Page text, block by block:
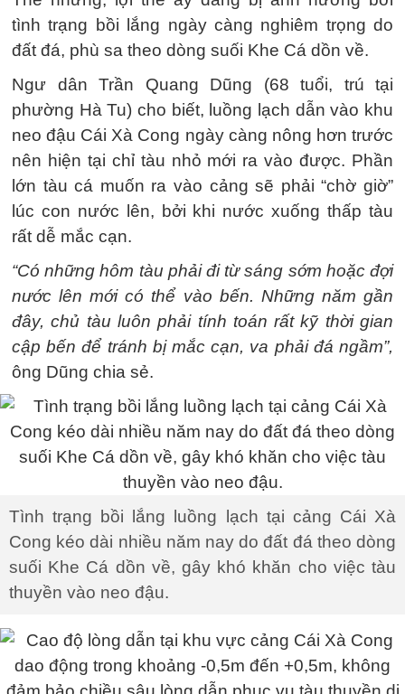
tình trạng bồi lắng ngày càng nghiêm trọng do
đất đá, phù sa theo dòng suối Khe Cá dồn về.
Ngư dân Trần Quang Dũng (68 tuổi, trú tại
phường Hà Tu) cho biết, luồng lạch dẫn vào khu
neo đậu Cái Xà Cong ngày càng nông hơn trước
nên hiện tại chỉ tàu nhỏ mới ra vào được. Phần
lớn tàu cá muốn ra vào cảng sẽ phải “chờ giờ”
lúc con nước lên, bởi khi nước xuống thấp tàu
rất dễ mắc cạn.
“Có những hôm tàu phải đi từ sáng sớm hoặc đợi
nước lên mới có thể vào bến. Những năm gần
đây, chủ tàu luôn phải tính toán rất kỹ thời gian
cập bến để tránh bị mắc cạn, va phải đá ngầm”,
ông Dũng chia sẻ.
Tình trạng bồi lắng luồng lạch tại cảng Cái Xà
Cong kéo dài nhiều năm nay do đất đá theo dòng
suối Khe Cá dồn về, gây khó khăn cho việc tàu
thuyền vào neo đậu.